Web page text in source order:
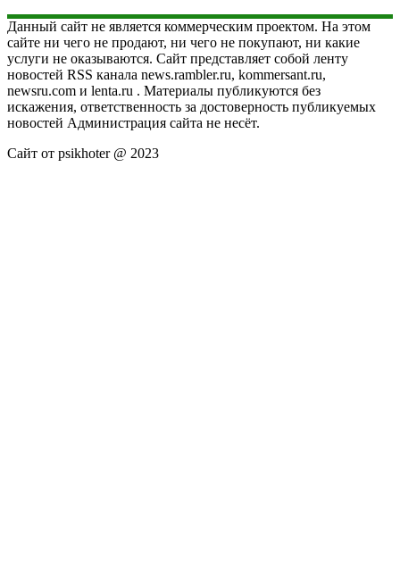
Данный сайт не является коммерческим проектом. На этом
сайте ни чего не продают, ни чего не покупают, ни какие
услуги не оказываются. Сайт представляет собой ленту
новостей RSS канала news.rambler.ru, kommersant.ru,
newsru.com и lenta.ru . Материалы публикуются без
искажения, ответственность за достоверность публикуемых
новостей Администрация сайта не несёт.
Сайт от psikhoter @ 2023